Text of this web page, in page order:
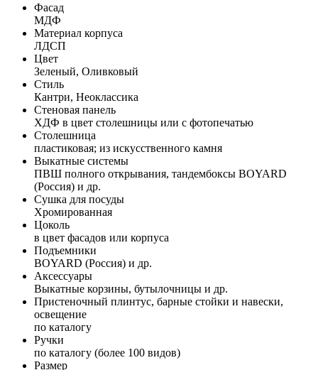
Фасад
МДФ
Материал корпуса
ЛДСП
Цвет
Зеленый, Оливковый
Стиль
Кантри, Неоклассика
Стеновая панель
ХДФ в цвет столешницы или с фотопечатью
Столешница
пластиковая; из искусственного камня
Выкатные системы
ПВШ полного открывания, тандембоксы BOYARD
(Россия) и др.
Сушка для посуды
Хромированная
Цоколь
в цвет фасадов или корпуса
Подъемники
BOYARD (Россия) и др.
Аксессуары
Выкатные корзины, бутылочницы и др.
Пристеночный плинтус, барные стойки и навески,
освещение
по каталогу
Ручки
по каталогу (более 100 видов)
Размер